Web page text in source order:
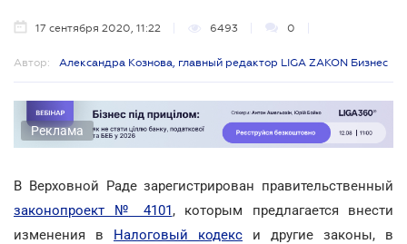
17 сентября 2020, 11:22 6493 0
Автор: Александра Кознова, главный редактор LIGA ZAKON Бизнес
Реклама
В Верховной Раде зарегистрирован правительственный
законопроект № 4101, которым предлагается внести
изменения в Налоговый кодекс и другие законы, в